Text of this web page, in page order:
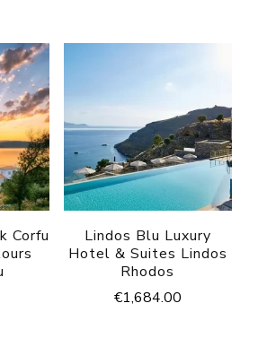
Corfu
Lindos Blu Luxury
Hotel & Suites Lindos
Rhodos
€1,684.00